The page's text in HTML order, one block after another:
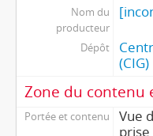
Nom du
producteur
Dépôt
(CIG)
Zone du contenu
Portée et contenu
Vue